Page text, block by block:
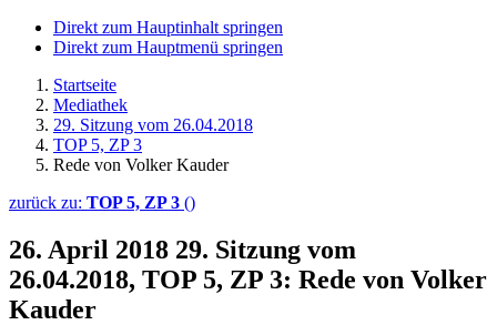
Direkt zum Hauptinhalt springen
Direkt zum Hauptmenü springen
Startseite
Mediathek
29. Sitzung vom 26.04.2018
TOP 5, ZP 3
Rede von Volker Kauder
zurück zu: TOP 5, ZP 3 ()
26. April 2018 29. Sitzung vom
26.04.2018, TOP 5, ZP 3: Rede von Volker
Kauder